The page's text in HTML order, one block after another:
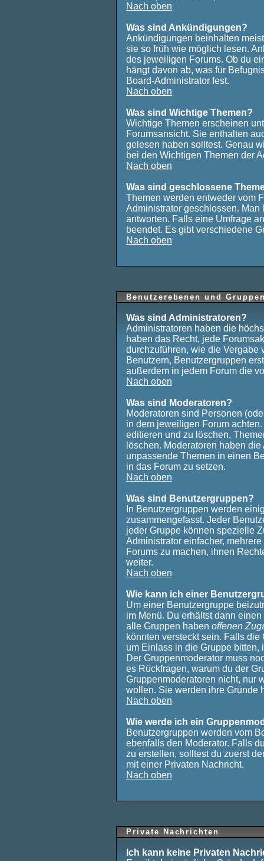
Nach oben
Was sind Ankündigungen?
Ankündigungen beinhalten
sie so früh wie möglich lesen.
des jeweiligen Forums. Ob du
hängt davon ab, was für
Board-Administrator fest.
Nach oben
Was sind Wichtige Themen?
Wichtige Themen erscheinen
Forumsansicht. Sie enthalten
gelesen haben solltest. Genau
bei den Wichtigen Themen der
Nach oben
Was sind geschlossene
Themen werden entweder vom
Administrator geschlossen.
antworten. Falls eine Umfrage
beendet. Es gibt verschiedene
Nach oben
Benutzerebenen und
Was sind Administratoren?
Administratoren haben die
haben das Recht, jede
durchzuführen, wie die Vergabe
Benutzern, Benutzergruppen
außerdem in jedem Forum die
Nach oben
Was sind Moderatoren?
Moderatoren sind Personen
in dem jeweiligen Forum
editieren und zu löschen,
löschen. Moderatoren haben
unpassende Themen in einen
in das Forum zu setzen.
Nach oben
Was sind Benutzergruppen?
In Benutzergruppen werden
zusammengefasst. Jeder
jeder Gruppe können spezielle
Administrator einfacher,
Forums zu machen, ihnen
weiter.
Nach oben
Wie kann ich einer
Um einer Benutzergruppe
im Menü. Du erhältst dann
alle Gruppen haben offenen
könnten versteckt sein. Falls
um Einlass in die Gruppe bitten,
Der Gruppenmoderator muss
es Rückfragen, warum du der
Gruppenmoderatoren nicht, nur
wollen. Sie werden ihre Gründe
Nach oben
Wie werde ich ein
Benutzergruppen werden vom
ebenfalls den Moderator. Falls
zu erstellen, solltest du zuerst
mit einer Privaten Nachricht.
Nach oben
Private Nachrichten
Ich kann keine Privaten